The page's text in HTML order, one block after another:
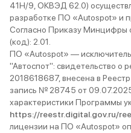
41Н/9, ОКВЭД 62.0)
разработке ПО «Autospot» и
Согласно Приказу Минцифры
(код): 2.01.
ПО «Autospot» —
"Автоспот": свидетельство
2018618687, внесена в
запись № 28745 от
характеристики Программы
https://reestr.digital.gov.ru/
лицензии на ПО «Autospot»